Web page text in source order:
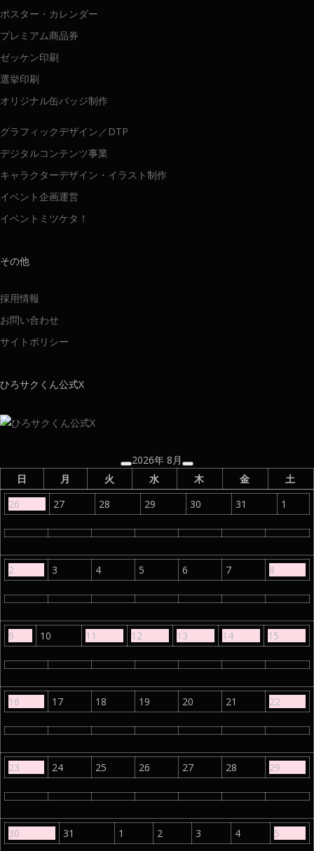
ポスター・カレンダー
プレミアム商品券
ゼッケン印刷
選挙印刷
オリジナル缶バッジ制作
グラフィックデザイン／DTP
デジタルコンテンツ事業
キャラクターデザイン・イラスト制作
イベント企画運営
イベントミツケタ！
その他
採用情報
お問い合わせ
サイトポリシー
ひろサクくん公式X
2026年 8月
日
月 火 水 木 金
土
26
27 28 29 30 31 1
2 3 4 5 6 7 8
9 10 11 12 13 14 15
16 17 18 19 20 21 22
23 24 25 26 27 28 29
30 31 1 2 3 4 5